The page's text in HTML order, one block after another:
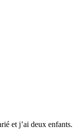
et j’ai deux